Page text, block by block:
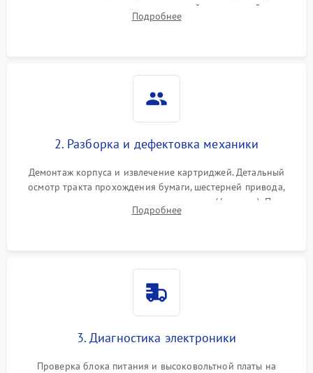
выявление посторонних шумов, замятий и первичный анализ
дефектов печати (полосы, фон, пробелы).
Подробнее
2. Разборка и дефектовка механики
Демонтаж корпуса и извлечение картриджей. Детальный
осмотр тракта прохождения бумаги, шестерней привода,
роликов захвата и узла термозакрепления (фьюзера). Поиск
физического износа и повреждений деталей.
Подробнее
3. Диагностика электроники
Проверка блока питания и высоковольтной платы на